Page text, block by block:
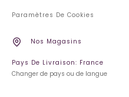
Paramètres De Cookies
Nos Magasins
Pays De Livraison: France
Changer de pays ou de langue